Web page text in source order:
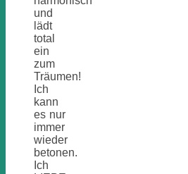
und
lädt
total
ein
zum
Träumen!
Ich
kann
es nur
immer
wieder
betonen.
Ich